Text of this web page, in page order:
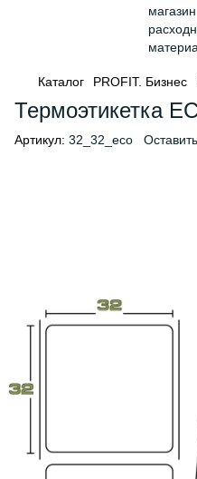
Каталог PROFIT. Бизнес
Термоэтикетка
Артикул: 32_32_eco